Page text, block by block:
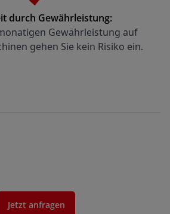
durch Gewährleistung:
Gewährleistung auf
gehen Sie kein Risiko ein.
Jetzt anfragen